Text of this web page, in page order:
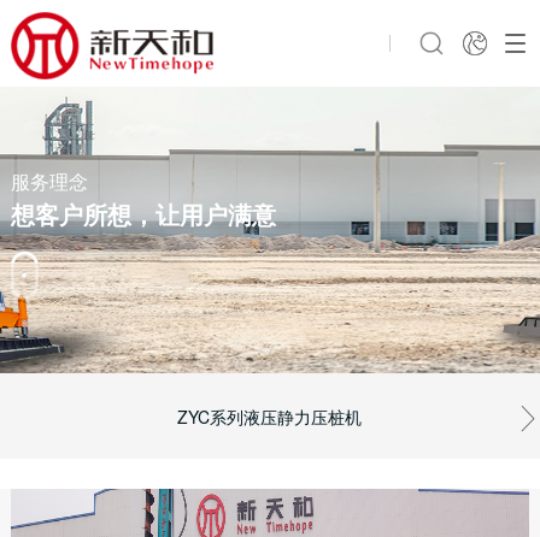
服务理念
想客户所想，让用户满意
ZYC系列液压静力压桩机